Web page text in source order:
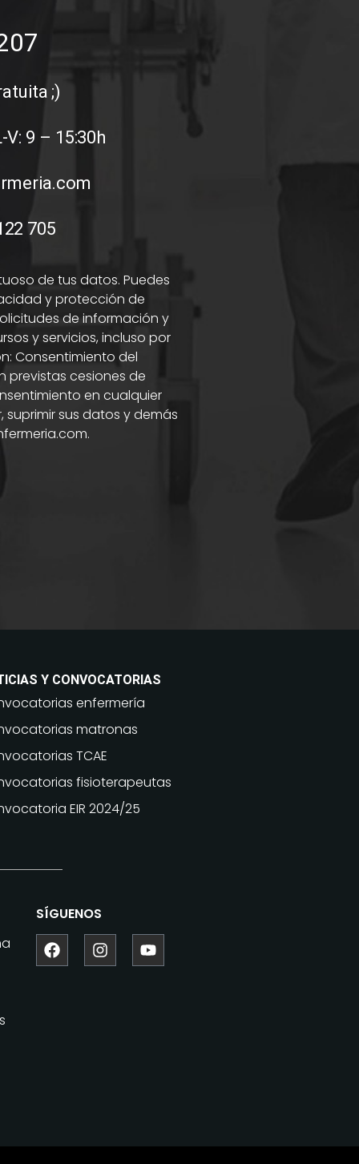
;)
9 – 15:30h
705
de tus datos. Puedes
y protección de
de información y
y servicios, incluso por
Consentimiento del
previstas cesiones de
en cualquier
sus datos y demás
Y CONVOCATORIAS
enfermería
matronas
TCAE
fisioterapeutas
EIR 2024/25
SÍGUENOS